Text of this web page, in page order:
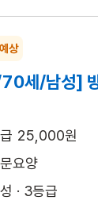
상
세/남성]
25,000원
요양
· 3등급